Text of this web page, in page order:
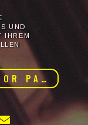
UND
IHREM
CREATOR PACK